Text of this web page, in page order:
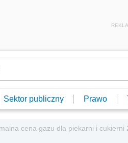
Sektor publiczny Prawo
cena gazu dla piekarni i cukierni